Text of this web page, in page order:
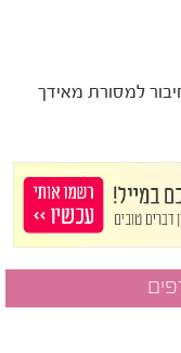
למסורת מאידך